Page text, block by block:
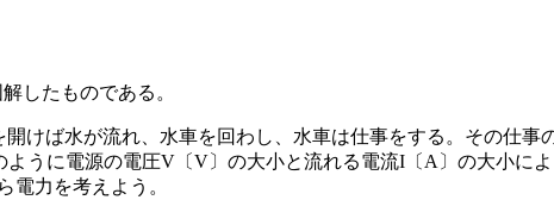
したものである。
けば水が流れ、水車を回わし、水車は仕事をする。その仕事
うに電源の電圧V〔V〕の大小と流れる電流I〔A〕の大小に
電力を考えよう。